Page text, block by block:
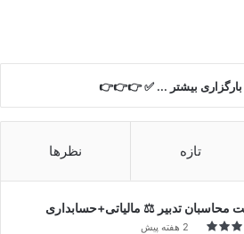
بیشتر ... ✅ 👉👉👉
تازه نظرها
محاسبان تدبیر ⚖️ مالیاتی+حسابداری
2 هفته پیش